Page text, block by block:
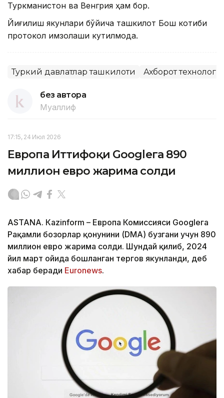
Туркманистон ва Венгрия ҳам бор.
Йиғилиш якунлари бўйича ташкилот Бош котиби
протокол имзолаши кутилмоқда.
Туркий давлатлар ташкилоти Ахборот
без автора
Муаллиф
17:15, 24 Июл 2026
Европа Иттифоқи Googleга 890
миллион евро жарима солди
ASTANА. Кazinform – Европа Комиссияси Googleга
Рақамли бозорлар қонунини (DMA) бузгани учун 890
миллион евро жарима солди. Шундай қилиб, 2024
йил март ойида бошланган тергов якунланди, деб
хабар беради Euronews.